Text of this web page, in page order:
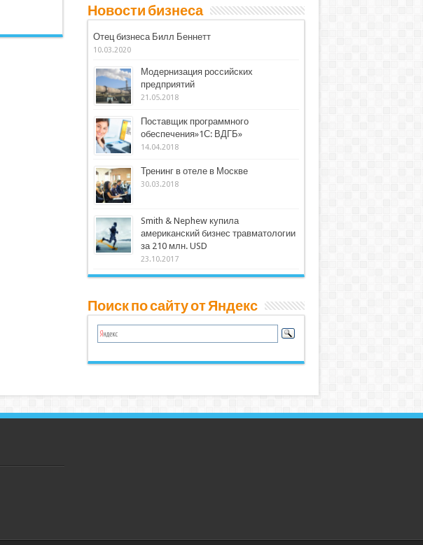
Новости бизнеса
Отец бизнеса Билл Беннетт
10.03.2020
Модернизация российских
предприятий
21.05.2018
Поставщик программного
обеспечения»1С: ВДГБ»
14.04.2018
Тренинг в отеле в Москве
30.03.2018
Smith & Nephew купила
американский бизнес травматологии
за 210 млн. USD
23.10.2017
Поиск по сайту от Яндекс